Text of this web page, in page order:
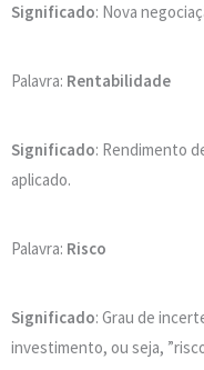
Significado: Nova
Palavra: Rentabilidade
Significado: Rendimento
aplicado.
Palavra: Risco
Significado: Grau de
investimento, ou seja,